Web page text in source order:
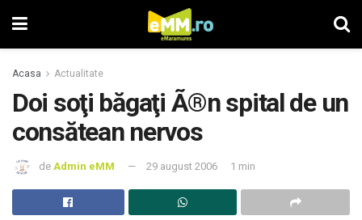
Acasa Actualitate
Doi soţi băgaţi Ã®n spital de un
consătean nervos
de Admin eMM 29 august 2006 1 min